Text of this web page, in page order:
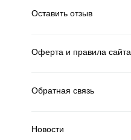
Оставить отзыв
Оферта и правила сайта
Обратная связь
Новости